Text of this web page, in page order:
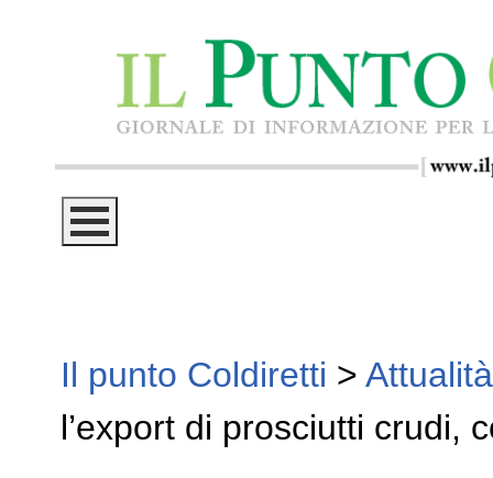
Il punto Coldiretti > Attualità
l’export di prosciutti crudi,